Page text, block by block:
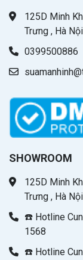
125D Minh
Trưng , Hà Nội
0399500886
SHOWROOM
125D Minh
Trưng , Hà Nội
☎️ Hotline
1568
☎️ Hotline